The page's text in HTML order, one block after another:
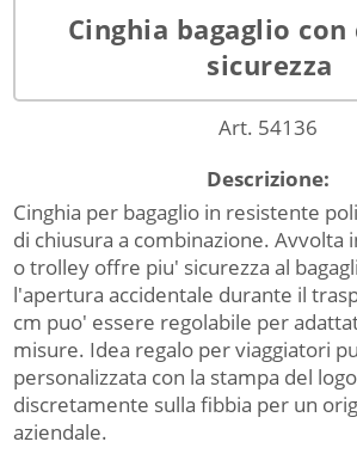
Cinghia bagaglio
sicurezza
Art. 54136
Descrizione:
Cinghia per bagaglio in resistente
di chiusura a combinazione. Avvolta
o trolley offre piu' sicurezza al
l'apertura accidentale durante il
cm puo' essere regolabile per
misure. Idea regalo per viaggiatori
personalizzata con la stampa del
discretamente sulla fibbia per un
aziendale.